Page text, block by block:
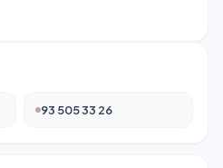
93 505 33 26